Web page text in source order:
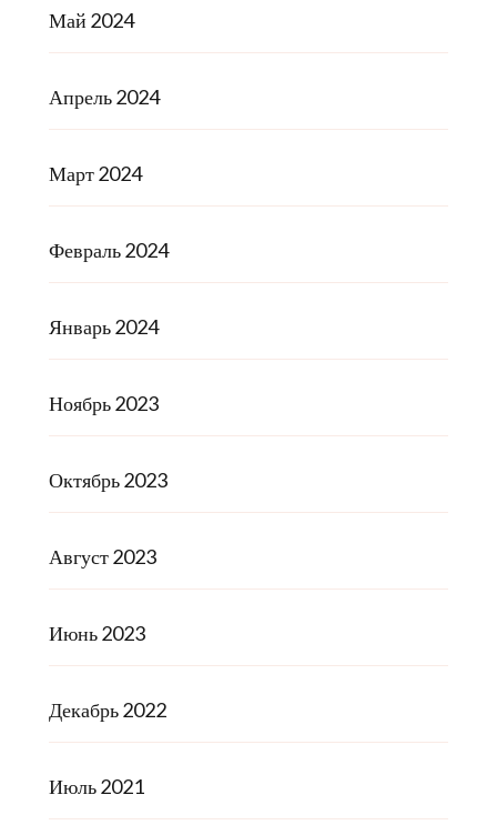
Май 2024
Апрель 2024
Март 2024
Февраль 2024
Январь 2024
Ноябрь 2023
Октябрь 2023
Август 2023
Июнь 2023
Декабрь 2022
Июль 2021